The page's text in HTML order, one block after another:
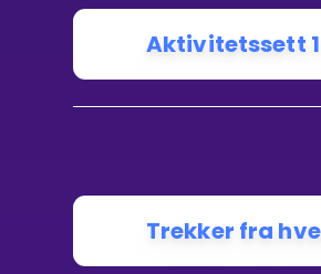
Aktivitetssett 1
Trekker fra